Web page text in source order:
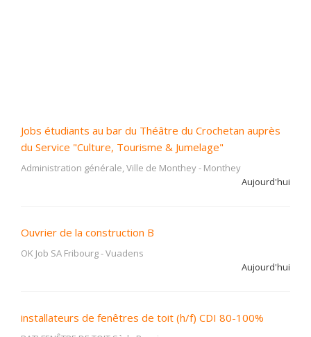
Jobs étudiants au bar du Théâtre du Crochetan auprès
du Service "Culture, Tourisme & Jumelage"
Administration générale, Ville de Monthey- Monthey
Aujourd'hui
Ouvrier de la construction B
OK Job SA Fribourg-Vuadens
Aujourd'hui
installateurs de fenêtres de toit (h/f) CDI 80-100%